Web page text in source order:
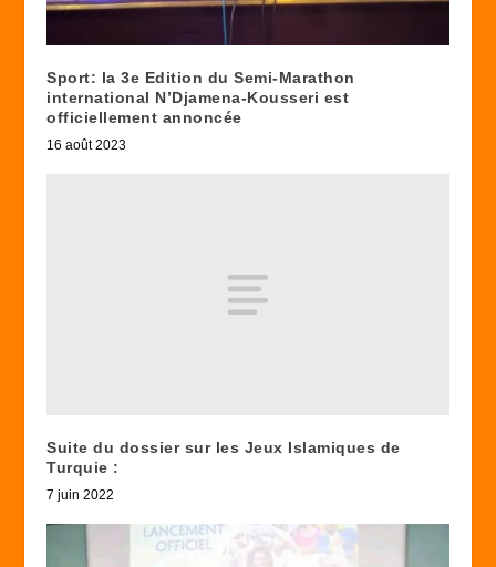
Sport: la 3e Edition du Semi-Marathon
international N’Djamena-Kousseri est
officiellement annoncée
16 août 2023
Suite du dossier sur les Jeux Islamiques de
Turquie :
7 juin 2022